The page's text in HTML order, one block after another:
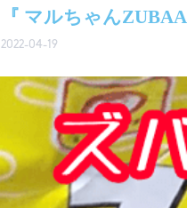
『 マルちゃん
2022-04-19